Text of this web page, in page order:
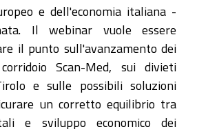
e dell'economia italiana -
Il webinar vuole essere
il punto sull'avanzamento dei
Scan-Med, sui divieti
e sulle possibili soluzioni
un corretto equilibrio tra
e sviluppo economico dei